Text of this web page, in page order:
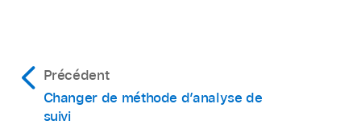
suivi (+) situé en haut de la section
Marqueurs de suivi.
Dans la
Précédent
Changer de méthode d’analyse de
suivi